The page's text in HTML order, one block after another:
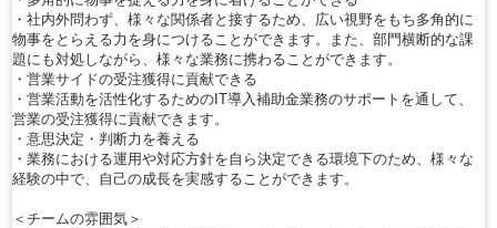
・社内外問わず、様々な関係者と接するため、広い視野をもち多角的に
物事をとらえる力を身につけることができます。また、部門横断的な課
題にも対処しながら、様々な業務に携わることができます。
・営業サイドの受注獲得に貢献できる
・営業活動を活性化するためのIT導入補助金業務のサポートを通して、
営業の受注獲得に貢献できます。
・意思決定・判断力を養える
・業務における運用や対応方針を自ら決定できる環境下のため、様々な
経験の中で、自己の成長を実感することができます。
＜チームの雰囲気＞